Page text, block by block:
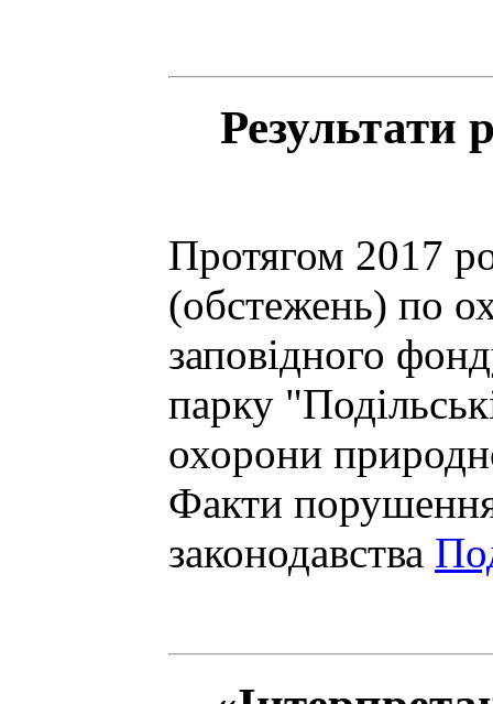
Результати
Протягом 2017
(обстежень) по
заповідного
парку
охорони
Факти
законодавства